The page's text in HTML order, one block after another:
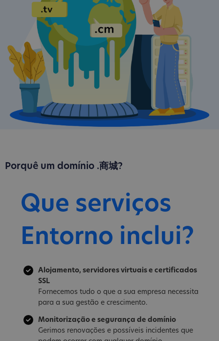
Porquê um domínio .商城?
Que serviços
Entorno inclui?
Alojamento, servidores virtuais e certificados
SSL
Fornecemos tudo o que a sua empresa necessita
para a sua gestão e crescimento.
Monitorização e segurança de domínio
Gerimos renovações e possíveis incidentes que